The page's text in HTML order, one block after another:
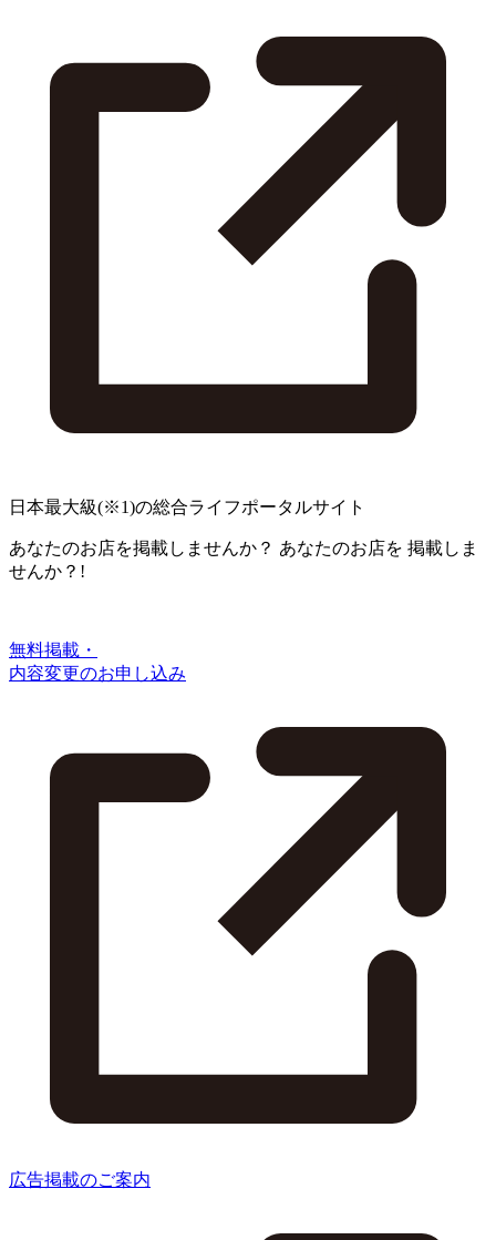
日本最大級(※1)の総合ライフポータルサイト
あなたのお店を掲載しませんか？ あなたのお店を 掲載しま
せんか？!
無料掲載・
内容変更のお申し込み
広告掲載のご案内